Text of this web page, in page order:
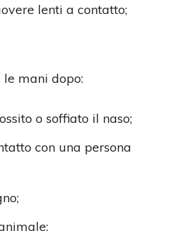
lenti a contatto;
mani dopo:
o soffiato il naso;
con una persona